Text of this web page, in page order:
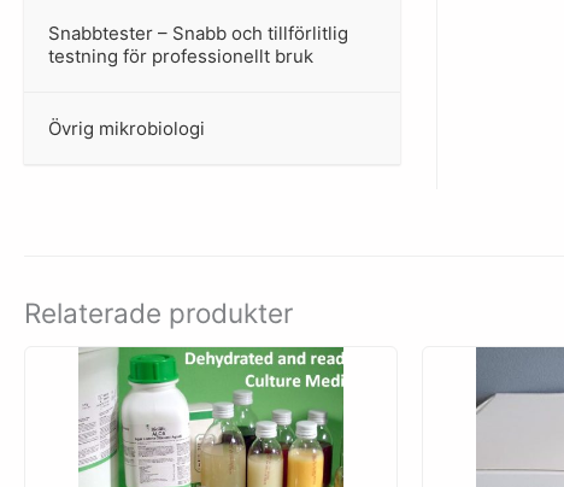
Snabbtester – Snabb och tillförlitlig
testning för professionellt bruk
–
Övrig mikrobiologi
–
Relaterade produkter